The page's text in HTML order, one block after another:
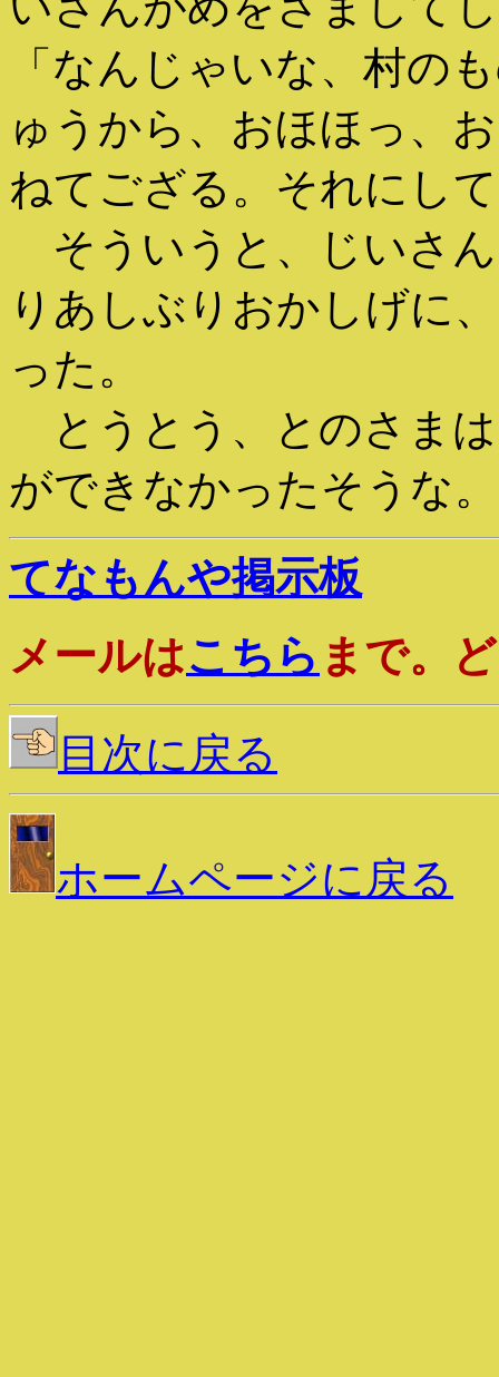
「なんじゃいな、村の
ゅうから、おほほっ、
ねてござる。それにし
そういうと、じいさ
りあしぶりおかしげに
った。
とうとう、とのさま
ができなかったそうな。
てなもんや掲示板
メールはこちら まで。
目次に戻る
ホームページに戻る